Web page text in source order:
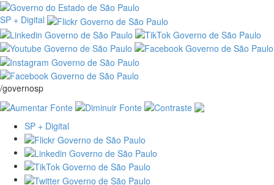
SP + Digital
/governosp
SP + Digital